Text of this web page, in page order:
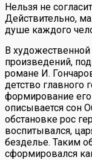
Нельзя не
Действительно,
душе каждого
В художественной
произведений,
романе И.
детство главного
формирование
описывается сон
обстановке рос
воспитывался,
безделье. Таким
сформировался